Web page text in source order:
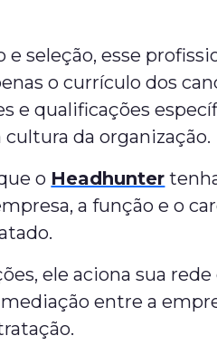
seleção, esse
o currículo dos
e qualificações
da organização.
o Headhunter
a função e o
ele aciona sua rede
entre a